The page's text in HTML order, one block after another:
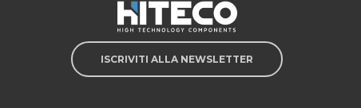
ISCRIVITI ALLA NEWSLETTER